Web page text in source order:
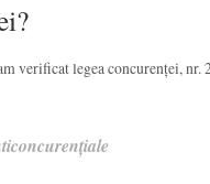
verificat legea concurenței, nr.